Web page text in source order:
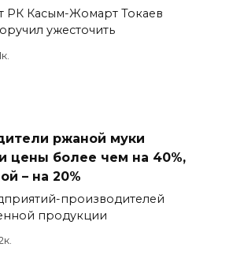
РК Касым-Жомарт Токаев
ужесточить
ржаной муки
цены более чем на 40%,
– на 20%
производителей
продукции